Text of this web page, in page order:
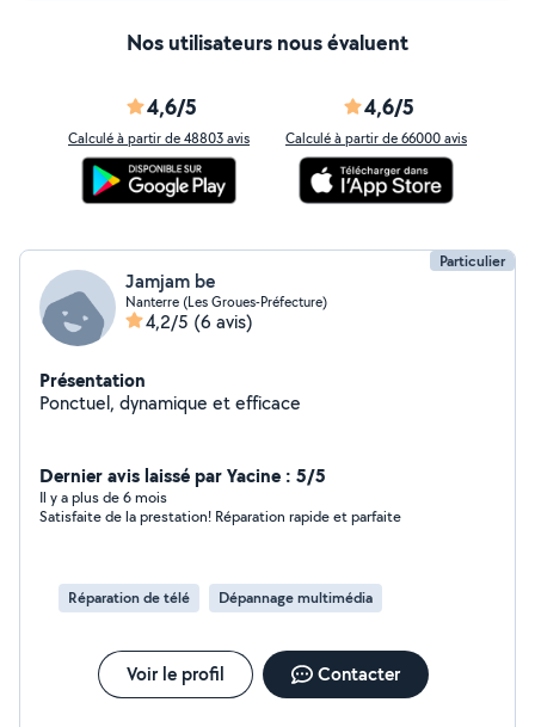
Nos utilisateurs nous évaluent
4,6/5
Calculé à partir de 48803 avis
4,6/5
Calculé à partir de 66000 avis
Particulier
Jamjam be
Nanterre (Les Groues-Préfecture)
4,2/5 (6 avis)
Présentation
Ponctuel, dynamique et efficace
Dernier avis laissé par Yacine : 5/5
Il y a plus de 6 mois
Satisfaite de la prestation! Réparation rapide et parfaite
Réparation de télé Dépannage multimédia
Voir le profil Contacter